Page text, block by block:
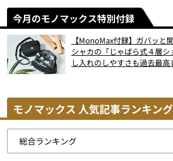
今月のモノマックス特別付録
【MonoMax付録】ガバッと
シャカの「じゃばら式４層
し入れのしやすさも過去最高
モノマックス 人気記事ランキング